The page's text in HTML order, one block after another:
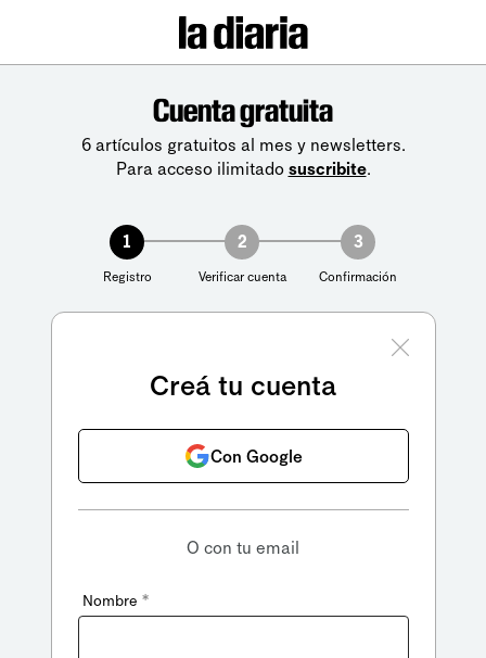
Cuenta gratuita
6 artículos gratuitos al mes y newsletters.
Para acceso ilimitado suscribite.
1
Registro
2
Verificar cuenta
3
Confirmación
Creá tu cuenta
Con Google
O con tu email
Nombre *